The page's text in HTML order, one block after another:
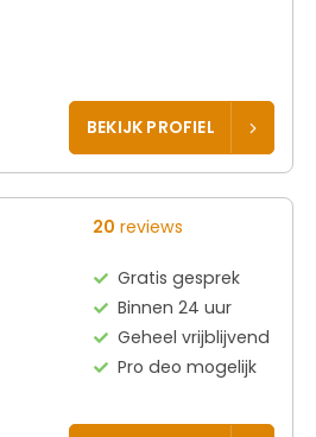
BEKIJK PROFIEL
20 reviews
Gratis gesprek
Binnen 24 uur
Geheel vrijblijvend
Pro deo mogelijk